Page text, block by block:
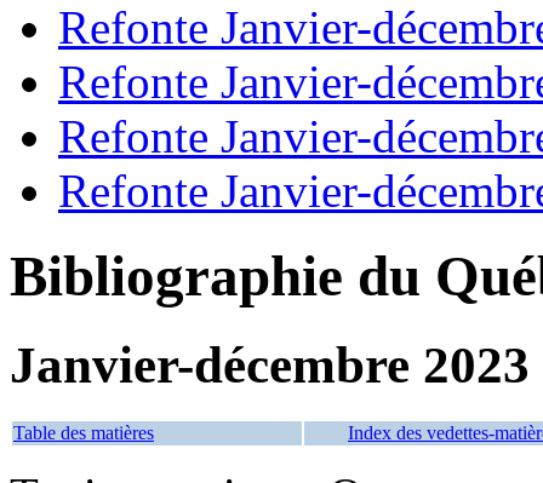
Refonte Janvier-
Refonte Janvier-
Refonte Janvier-
Refonte Janvier-
Bibliographie du
Janvier-décembre 2023
Table des matières Index des vedettes-